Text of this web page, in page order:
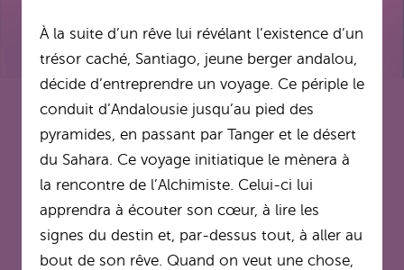
À la suite d’un rêve lui révélant l’existence d’un
trésor caché, Santiago, jeune berger andalou,
décide d’entreprendre un voyage. Ce périple le
conduit d’Andalousie jusqu’au pied des
pyramides, en passant par Tanger et le désert
du Sahara. Ce voyage initiatique le mènera à
la rencontre de l’Alchimiste. Celui-ci lui
apprendra à écouter son cœur, à lire les
signes du destin et, par-dessus tout, à aller au
bout de son rêve. Quand on veut une chose,